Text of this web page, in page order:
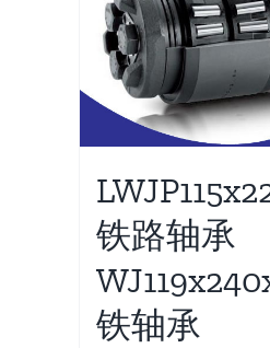
铁路轴承
铁轴承